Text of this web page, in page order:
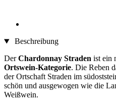
Beschreibung
DerChardonnay Straden ist ein
Ortswein-Kategorie. Die Reben
der Ortschaft Straden im
schön und ausgewogen wie die
Weißwein.